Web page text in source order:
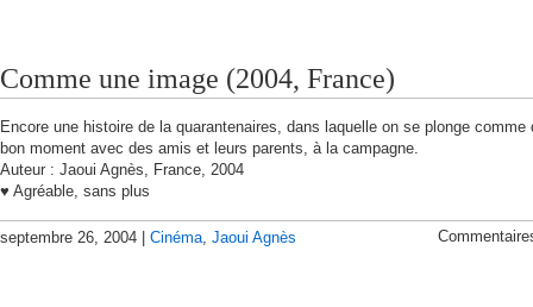
Comme une image (2004, France)
Encore une histoire de la quarantenaires, dans laquelle on se plonge comme
bon moment avec des amis et leurs parents, à la campagne.
Auteur : Jaoui Agnès, France, 2004
♥ Agréable, sans plus
septembre 26, 2004 | Cinéma, Jaoui Agnès